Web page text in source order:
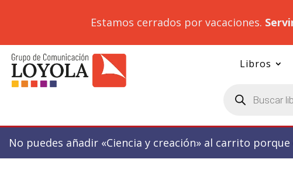
Estamos cerrados por vacaciones.
Libros
productos
No puedes añadir «Ciencia y creación» al carrito